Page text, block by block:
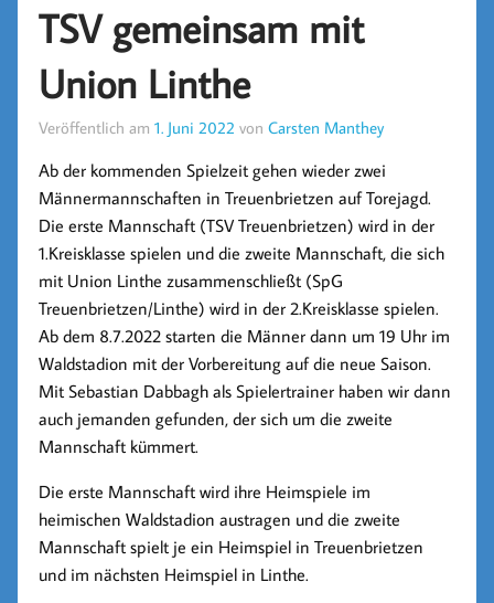
TSV gemeinsam mit
Union Linthe
Veröffentlich am1. Juni 2022 vonCarsten Manthey
Ab der kommenden Spielzeit gehen wieder zwei
Männermannschaften in Treuenbrietzen auf Torejagd.
Die erste Mannschaft (TSV Treuenbrietzen) wird in der
1.Kreisklasse spielen und die zweite Mannschaft, die sich
mit Union Linthe zusammenschließt (SpG
Treuenbrietzen/Linthe) wird in der 2.Kreisklasse spielen.
Ab dem 8.7.2022 starten die Männer dann um 19 Uhr im
Waldstadion mit der Vorbereitung auf die neue Saison.
Mit Sebastian Dabbagh als Spielertrainer haben wir dann
auch jemanden gefunden, der sich um die zweite
Mannschaft kümmert.
Die erste Mannschaft wird ihre Heimspiele im
heimischen Waldstadion austragen und die zweite
Mannschaft spielt je ein Heimspiel in Treuenbrietzen
und im nächsten Heimspiel in Linthe.